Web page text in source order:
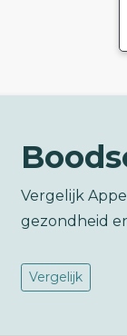
Vergelijk
gezondheid
Vergelijk